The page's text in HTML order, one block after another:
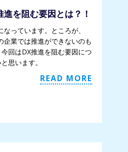
を阻む要因とは？！
っています。ところが、
企業では推進ができないのも
回はDX推進を阻む要因につ
思います。
READ MORE